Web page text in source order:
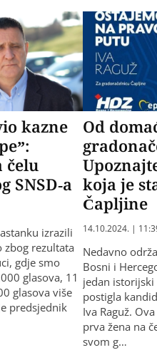
kazne
čelu
SNSD-a
izrazili
rezultata
gdje smo
glasova, 11
glasova više
predsjednik
Od
koja je
Čapljine
14.10.2024. |
Nedavno
Bosni i
jedan
postigla
Iva Raguž.
prva žena na
svom g…